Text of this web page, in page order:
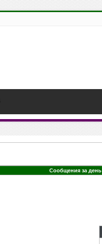
Сообщения за день